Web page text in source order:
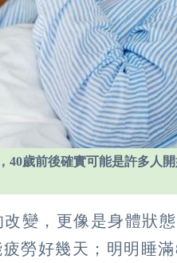
歲前後確實可能是許多人
變，更像是身體狀
勞好幾天；明明睡